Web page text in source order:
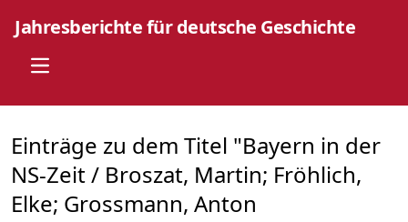
Jahresberichte für deutsche Geschichte
Open main menu
Einträge zu dem Titel "Bayern in der
NS-Zeit / Broszat, Martin; Fröhlich,
Elke; Grossmann, Anton